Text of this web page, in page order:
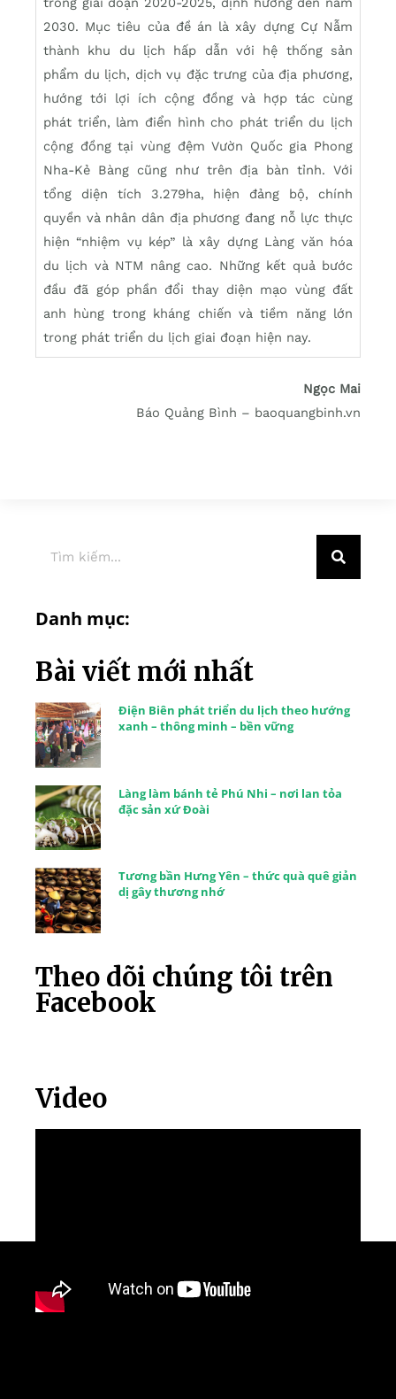
2030. Mục tiêu của đề án là xây dựng Cự Nẫm
thành khu du lịch hấp dẫn với hệ thống sản
phẩm du lịch, dịch vụ đặc trưng của địa phương,
hướng tới lợi ích cộng đồng và hợp tác cùng
phát triển, làm điển hình cho phát triển du lịch
cộng đồng tại vùng đệm Vườn Quốc gia Phong
Nha-Kẻ Bàng cũng như trên địa bàn tỉnh. Với
tổng diện tích 3.279ha, hiện đảng bộ, chính
quyền và nhân dân địa phương đang nỗ lực thực
hiện “nhiệm vụ kép” là xây dựng Làng văn hóa
du lịch và NTM nâng cao. Những kết quả bước
đầu đã góp phần đổi thay diện mạo vùng đất
anh hùng trong kháng chiến và tiềm năng lớn
trong phát triển du lịch giai đoạn hiện nay.
Ngọc Mai
Báo Quảng Bình – baoquangbinh.vn
Danh mục:
Bài viết mới nhất
Điện Biên phát triển du lịch theo hướng
xanh – thông minh – bền vững
Làng làm bánh tẻ Phú Nhi – nơi lan tỏa
đặc sản xứ Đoài
Tương bần Hưng Yên – thức quà quê giản
dị gây thương nhớ
Theo dõi chúng tôi trên
Facebook
Video